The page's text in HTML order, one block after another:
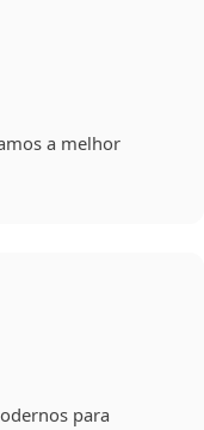
a melhor
para